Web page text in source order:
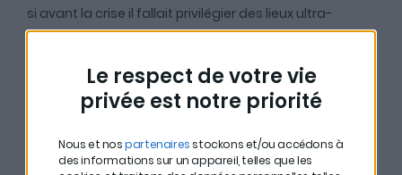
Le respect de votre vie
privée est notre priorité
Nous et nospartenaires stockons et/ou accédons à
des informations sur un appareil, telles que les
si avant la crise il fallait privilégier des lieux ultra-
visibles, aujourd’hui des Dark Kitchens peuvent très
bien voir le jour dans de petites rues moins passantes.
# L’immobilier de bureaux coûte moins cher. Il est donc
bureau.